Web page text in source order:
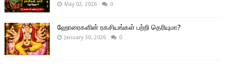
May 02, 2026 0
ஹோரைகளின் ரகசியங்கள் பற்றி தெரியுமா?
January 30, 2026 0